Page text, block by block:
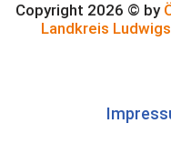
Copyright 2026 © by
Landkreis